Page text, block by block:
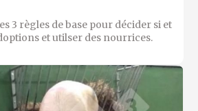
3 règles de base pour décider si et
et utilser des nourrices.